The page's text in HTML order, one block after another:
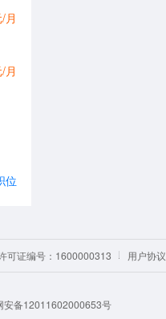
月
月
位
可证编号：1600000313 用户协议
安备12011602000653号